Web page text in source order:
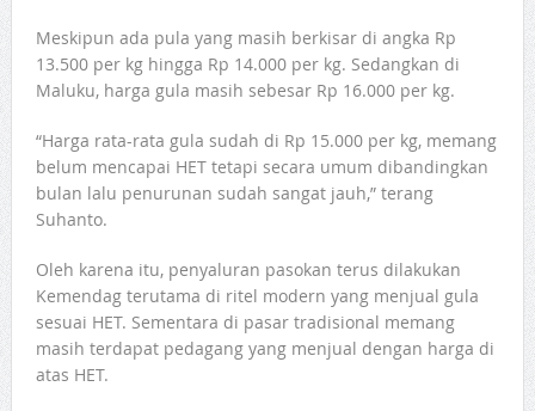
Meskipun ada pula yang masih berkisar di angka Rp
13.500 per kg hingga Rp 14.000 per kg. Sedangkan di
Maluku, harga gula masih sebesar Rp 16.000 per kg.
“Harga rata-rata gula sudah di Rp 15.000 per kg, memang
belum mencapai HET tetapi secara umum dibandingkan
bulan lalu penurunan sudah sangat jauh,” terang
Suhanto.
Oleh karena itu, penyaluran pasokan terus dilakukan
Kemendag terutama di ritel modern yang menjual gula
sesuai HET. Sementara di pasar tradisional memang
masih terdapat pedagang yang menjual dengan harga di
atas HET.